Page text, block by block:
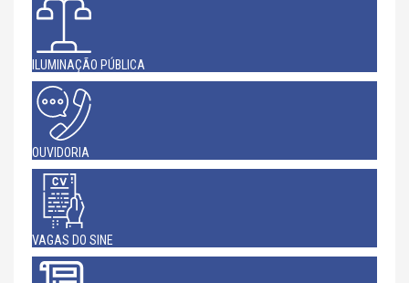
ILUMINAÇÃO PÚBLICA
OUVIDORIA
VAGAS DO SINE